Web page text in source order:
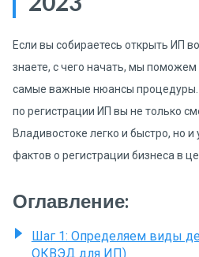
Если вы собираетесь открыть ИП
знаете, с чего начать, мы поможем
самые важные нюансы процедуры.
по регистрации ИП вы не только
Владивостоке легко и быстро, но
фактов о регистрации бизнеса в
Оглавление:
Шаг 1: Определяем виды
ОКВЭД для ИП)